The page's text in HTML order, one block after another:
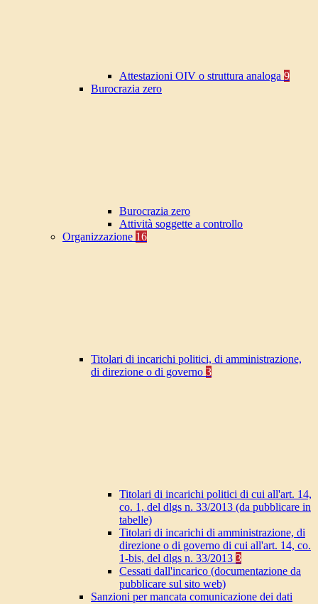
Attestazioni OIV o struttura analoga 9
Burocrazia zero
Burocrazia zero
Attività soggette a controllo
Organizzazione 16
Titolari di incarichi politici, di amministrazione,
di direzione o di governo 3
Titolari di incarichi politici di cui all'art. 14,
co. 1, del dlgs n. 33/2013 (da pubblicare in
tabelle)
Titolari di incarichi di amministrazione, di
direzione o di governo di cui all'art. 14, co.
1-bis, del dlgs n. 33/2013 3
Cessati dall'incarico (documentazione da
pubblicare sul sito web)
Sanzioni per mancata comunicazione dei dati